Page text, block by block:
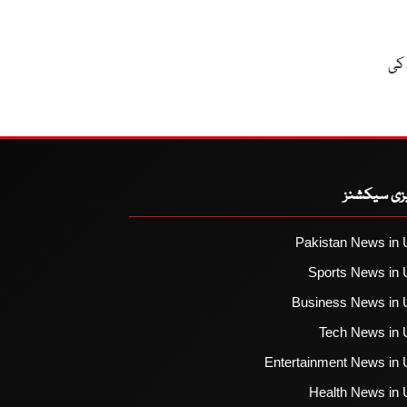
کی
سیکشنز
Pakistan News in
Sports News in
Business News in
Tech News in
Entertainment News in
Health News in